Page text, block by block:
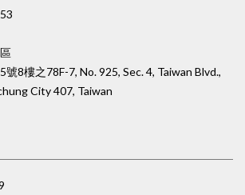
號8樓之78F-7, No. 925, Sec. 4, Taiwan Blvd.,
City 407, Taiwan